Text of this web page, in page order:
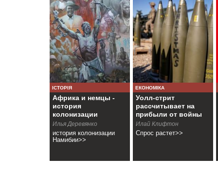
ІСТОРІЯ
Африка и немцы -
история
колонизации
Намибии
Илья Деревянко
история колонизации
Намибии>>
ЕКОНОМІКА
Уолл-стрит
рассчитывает на
прибыли от войны
Илай Клифтон
Спрос растет>>